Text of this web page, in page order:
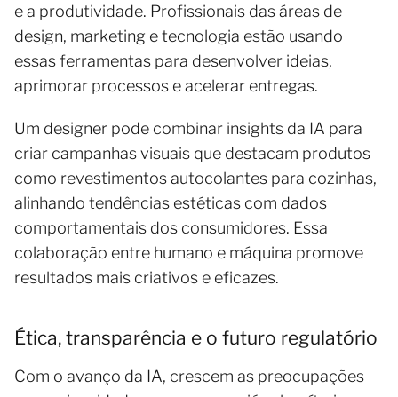
e a produtividade. Profissionais das áreas de
design, marketing e tecnologia estão usando
essas ferramentas para desenvolver ideias,
aprimorar processos e acelerar entregas.
Um designer pode combinar insights da IA para
criar campanhas visuais que destacam produtos
como revestimentos autocolantes para cozinhas,
alinhando tendências estéticas com dados
comportamentais dos consumidores. Essa
colaboração entre humano e máquina promove
resultados mais criativos e eficazes.
Ética, transparência e o futuro regulatório
Com o avanço da IA, crescem as preocupações